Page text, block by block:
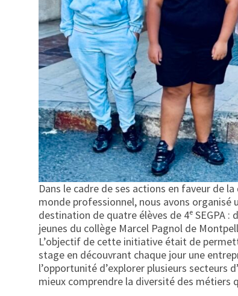
Dans le cadre de ses actions en faveur de
monde professionnel, nous avons
destination de quatre élèves de 4ᵉ SEGPA
jeunes du collège Marcel Pagnol de
L’objectif de cette initiative était de
stage en découvrant chaque jour une
l’opportunité d’explorer plusieurs secteurs
mieux comprendre la diversité des métiers